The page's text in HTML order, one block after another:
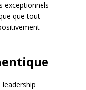
exceptionnels
que tout
leadership